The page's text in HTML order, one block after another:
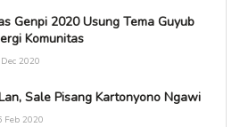
Genpi 2020 Usung Tema Guyub
Komunitas
2020
Sale Pisang Kartonyono Ngawi
Feb 2020